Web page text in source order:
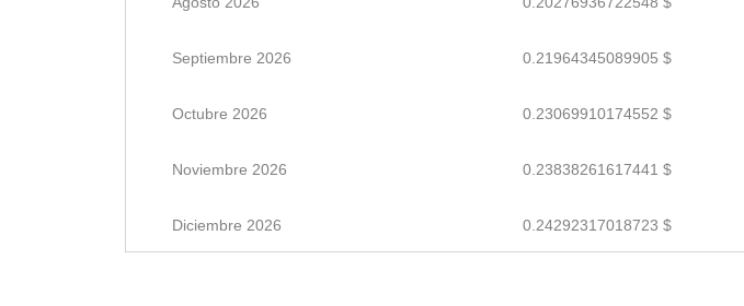
Septiembre 2026 0.21964345089905 $
Octubre 2026 0.23069910174552 $
Noviembre 2026 0.23838261617441 $
Diciembre 2026 0.24292317018723 $